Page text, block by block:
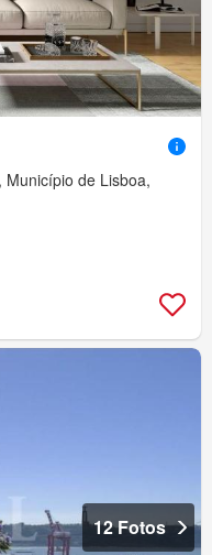
de Lisboa,
12 Fotos